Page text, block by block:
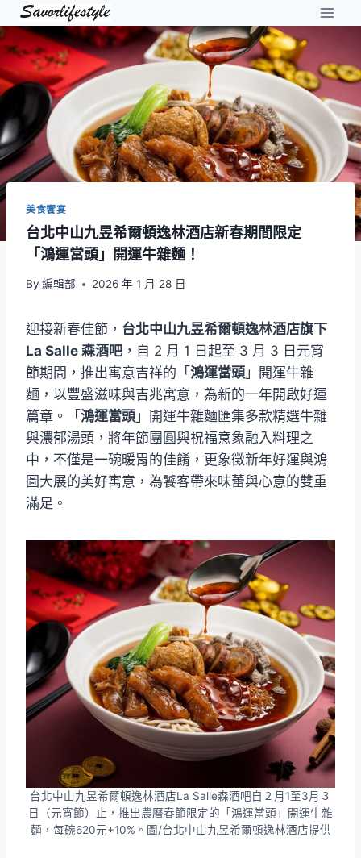
Skip
to
content
美食饗宴
台北中山九昱希爾頓逸林酒店新春期間限定
「鴻運當頭」開運牛雜麵！
By 編輯部 2026 年 1 月 28 日
迎接新春佳節， 台北中山九昱希爾頓逸林酒店旗下
La Salle 森酒吧 ，自 2 月 1 日起至 3 月 3 日元宵
節期間，推出寓意吉祥的「 鴻運當頭 」開運牛雜
麵，以豐盛滋味與吉兆寓意，為新的一年開啟好運
篇章。「 鴻運當頭 」開運牛雜麵匯集多款精選牛雜
與濃郁湯頭，將年節團圓與祝福意象融入料理之
中，不僅是一碗暖胃的佳餚，更象徵新年好運與鴻
圖大展的美好寓意，為饕客帶來味蕾與心意的雙重
滿足。
台北中山九昱希爾頓逸林酒店La Salle森酒吧自２月1至3月３
日（元宵節）止，推出農曆春節限定的「鴻運當頭」開運牛雜
麵，每碗620元+10%。圖/台北中山九昱希爾頓逸林酒店提供